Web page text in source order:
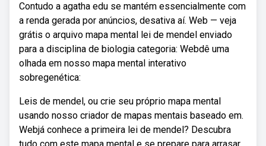
Contudo a agatha edu se mantém essencialmente com
a renda gerada por anúncios, desativa aí. Web — veja
grátis o arquivo mapa mental lei de mendel enviado
para a disciplina de biologia categoria: Webdê uma
olhada em nosso mapa mental interativo
sobregenética:
Leis de mendel, ou crie seu próprio mapa mental
usando nosso criador de mapas mentais baseado em.
Webjá conhece a primeira lei de mendel? Descubra